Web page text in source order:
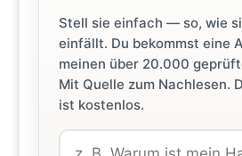
Stell sie einfach — so, wie
einfällt. Du bekommst eine
meinen über 20.000
Mit Quelle zum Nachlesen.
ist kostenlos.